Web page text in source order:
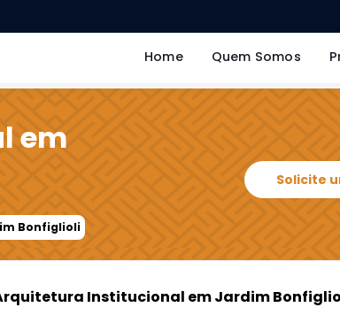
Home Quem Somos
em
Bonfiglioli
Solicite
Institucional em Jardim